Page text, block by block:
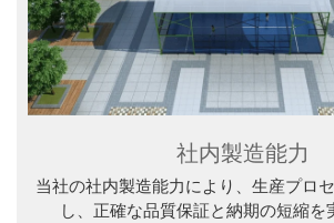
社内製造能力
当社の社内製造能力により、生産プロ
し、正確な品質保証と納期の短縮を